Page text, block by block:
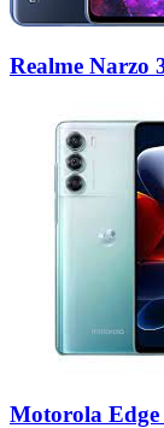
Realme Narzo
Motorola